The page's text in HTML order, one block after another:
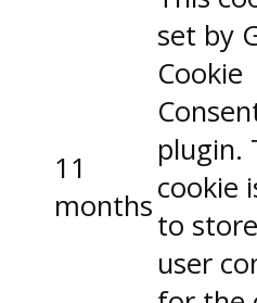
11
months
set by
Cookie
plugin.
cookie
to
user